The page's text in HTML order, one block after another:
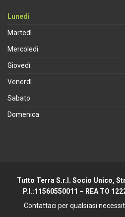
Lunedì
Martedì
Mercoledì
Giovedì
Venerdì
Sabato
Domenica
Tutto Terra S.r.l. Socio Unico,
P.I.:11560550011 – REA TO
Contattaci per qualsiasi